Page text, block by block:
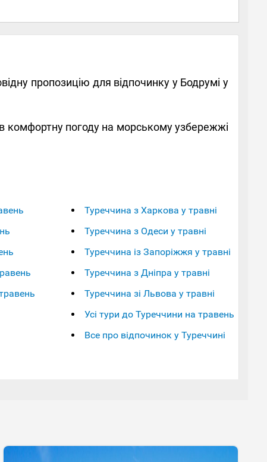
пропозицію для відпочинку у Бодрумі у
комфортну погоду на морському узбережжі
Туреччина з Харкова у травні
Туреччина з Одеси у травні
Туреччина із Запоріжжя у травні
Туреччина з Дніпра у травні
Туреччина зі Львова у травні
Усі тури до Туреччини на травень
Все про відпочинок у Туреччині